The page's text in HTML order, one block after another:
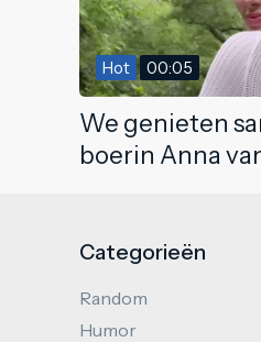
Hot 00:05
We genieten
boerin Anna
Categorieën
Random
Humor